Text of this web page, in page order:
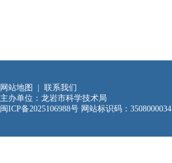
网站地图
联系我们
主办单位：龙岩市科学技术局
闽ICP备2025106988号 网站标识码：3508000034